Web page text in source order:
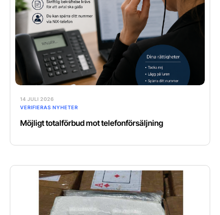
14 JULI 2026
VERIFIERAS NYHETER
Möjligt totalförbud mot telefonförsäljning